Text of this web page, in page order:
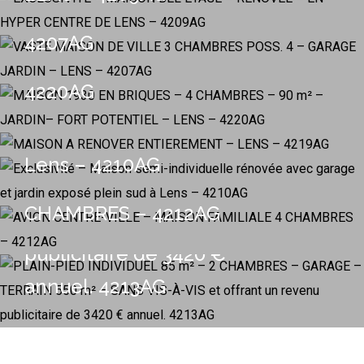
GARAGE JARDIN – LENS –
4207AG
– 90 m² – JARDIN– FORT
POTENTIEL – LENS –
4220AG
- 149000€ -
MAISON A RENOVER
ENTIEREMENT – LENS –
4219AG
Exclusivité – Maison
semi-individuelle
rénovée avec garage et
jardin exposé plein sud à
Lens – 4210AG
- 149000€ -
AVION CENTRE-VILLE –
MAISON FAMILIALE 4
CHAMBRES – 4212AG
- 149000€ -
PLAIN-PIED INDIVIDUEL
85 m² – 2 CHAMBRES –
GARAGE – TERRAIN 550
m² – SANS VIS-À-VIS et
offrant un revenu
publicitaire de 3420 €
annuel. 4213AG